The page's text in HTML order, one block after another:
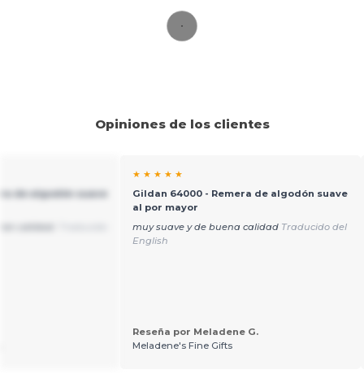
Opiniones de los clientes
de algodón suave
★ ★ ★ ★ ★
Gildan 64000 - Remera de algodón suave
al por mayor
muy suave y de buena calidad Traducido del
English
Reseña por Meladene G.
Meladene's Fine Gifts